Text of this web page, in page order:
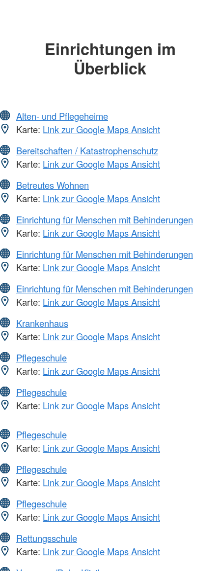
Einrichtungen im
Überblick
Alten- und Pflegeheime
Karte: Link zur Google Maps Ansicht
Bereitschaften / Katastrophenschutz
Karte: Link zur Google Maps Ansicht
Betreutes Wohnen
Karte: Link zur Google Maps Ansicht
Einrichtung für Menschen mit Behinderungen
Karte: Link zur Google Maps Ansicht
Einrichtung für Menschen mit Behinderungen
Karte: Link zur Google Maps Ansicht
Einrichtung für Menschen mit Behinderungen
Karte: Link zur Google Maps Ansicht
Krankenhaus
Karte: Link zur Google Maps Ansicht
Pflegeschule
Karte: Link zur Google Maps Ansicht
Pflegeschule
Karte: Link zur Google Maps Ansicht
Pflegeschule
Karte: Link zur Google Maps Ansicht
Pflegeschule
Karte: Link zur Google Maps Ansicht
Pflegeschule
Karte: Link zur Google Maps Ansicht
Rettungsschule
Karte: Link zur Google Maps Ansicht